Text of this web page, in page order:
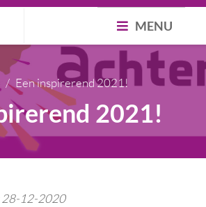
MENU
Een inspirerend 2021!
2021!
28-12-2020